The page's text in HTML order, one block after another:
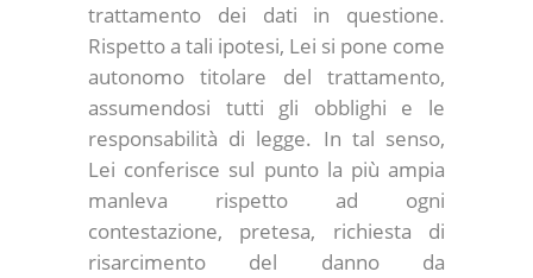
trattamento dei dati in questione.
Rispetto a tali ipotesi, Lei si pone come
autonomo titolare del trattamento,
assumendosi tutti gli obblighi e le
responsabilità di legge. In tal senso,
Lei conferisce sul punto la più ampia
manleva rispetto ad ogni
contestazione, pretesa, richiesta di
risarcimento del danno da